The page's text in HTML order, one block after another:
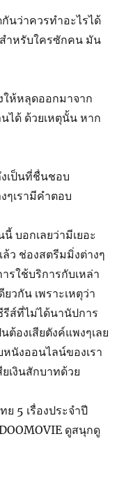
นว่าควรทำอะไรได้
ำหรับใครซักคน มัน
ห้หลุดออกมาจาก
ได้ ด้วยเหตุนั้น หาก
เป็นที่ชื่นชอบ
ๆเรามีคำตอบ
บอกเลยว่ามีเยอะ
ว ช่องสตรีมมิ่งต่างๆ
รใช้บริการกับเหล่า
วกัน เพราะเหตุว่า
ส์ที่ไม่ได้นานัปการ
ต้องเสียตังค์แพงๆเลย
นังออนไลน์ของเรา
เงินสักบาทด้วย
5 เรื่องประจำปี
ดูสนุกดู